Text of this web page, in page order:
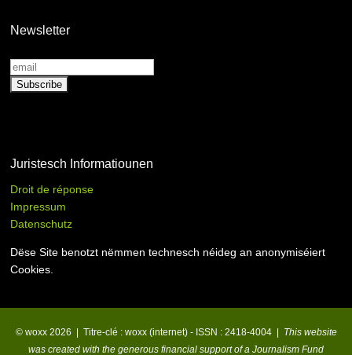
Newsletter
Juristesch Informatiounen
Droit de réponse
Impressum
Datenschutz
Dëse Site benotzt nëmmen technesch néideg an anonymiséiert
Cookies.
© woxx 2026 | Titre-clé : woxx (internet) - ISSN : 2418-4004 | This website
was created with the generous financial support of a Journalism Fund